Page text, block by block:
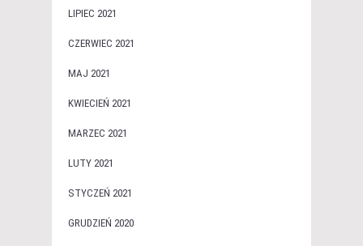
LIPIEC 2021
CZERWIEC 2021
MAJ 2021
KWIECIEŃ 2021
MARZEC 2021
LUTY 2021
STYCZEŃ 2021
GRUDZIEŃ 2020